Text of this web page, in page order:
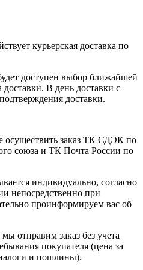
курьерская доставка по
доступен выбор ближайшей
В день доставки с
доставки.
осуществить заказ ТК СДЭК по
союза и ТК Почта России по
индивидуально, согласно
непосредственно при
проинформируем вас об
отправим заказ без учета
покупателя (цена за
и пошлины).